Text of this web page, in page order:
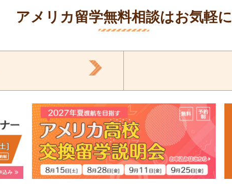
アメリカ留学無料相談はお気軽に